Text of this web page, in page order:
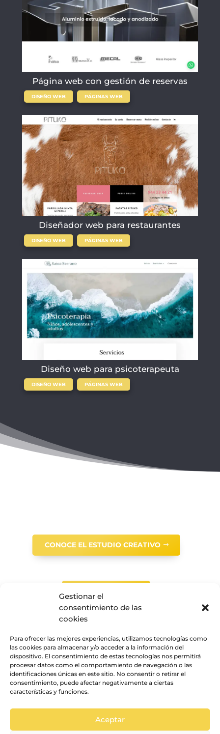
Gestionar el
consentimiento de las
cookies
Para ofrecer las mejores experiencias, utilizamos tecnologías como
las cookies para almacenar y/o acceder a la información del
dispositivo. El consentimiento de estas tecnologías nos permitirá
procesar datos como el comportamiento de navegación o las
identificaciones únicas en este sitio. No consentir o retirar el
consentimiento, puede afectar negativamente a ciertas
características y funciones.
Aceptar
Página web con gestión de reservas
DISEÑO WEB
,
PÁGINAS WEB
Diseñador web para restaurantes
DISEÑO WEB
,
PÁGINAS WEB
Diseño web para psicoterapeuta
DISEÑO WEB
,
PÁGINAS WEB
CONOCE EL ESTUDIO CREATIVO
CONTÁCTANOS
© La vida en un pixel